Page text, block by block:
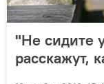
"Не сидите
расскажут,